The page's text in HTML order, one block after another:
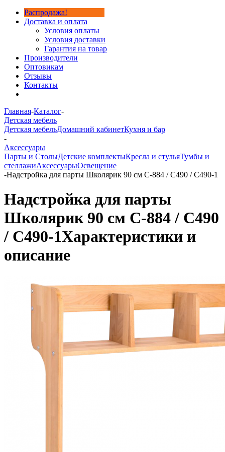
Распродажа!
Доставка и оплата
Условия оплаты
Условия доставки
Гарантия на товар
Производители
Оптовикам
Отзывы
Контакты
Главная-Каталог-
Детская мебель
Детская мебельДомашний кабинетКухня и бар
-
Аксессуары
Парты и СтолыДетские комплектыКресла и стульяТумбы и
стеллажиАксессуарыОсвещение
-Надстройка для парты Школярик 90 см С-884 / С490 / С490-1
Надстройка для парты
Школярик 90 см С-884 / С490
/ С490-1Характеристики и
описание